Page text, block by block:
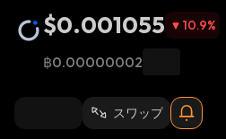
$0.001055 10.9%
฿0.00000002
スワップ